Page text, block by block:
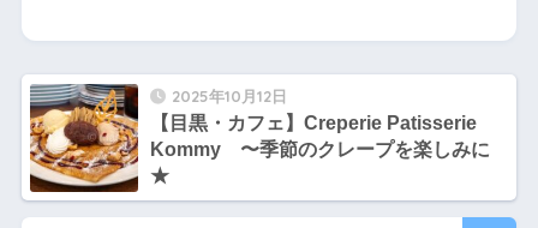
2025年10月12日
【目黒・カフェ】Creperie Patisserie
Kommy 〜季節のクレープを楽しみに
★